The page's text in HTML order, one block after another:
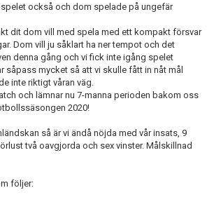
också och dom spelade på ungefär
dit dom vill med spela med ett kompakt försvar
Dom vill ju såklart ha ner tempot och det
denna gång och vi fick inte igång spelet
såpass mycket så att vi skulle fått in nåt mål
inte riktigt våran väg.
och lämnar nu 7-manna perioden bakom oss
2020!
så är vi ändå nöjda med vår insats, 9
två oavgjorda och sex vinster. Målskillnad
följer: